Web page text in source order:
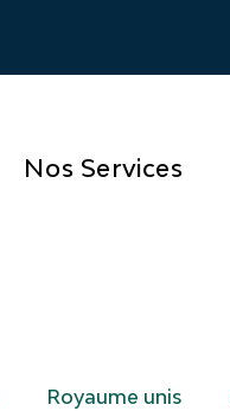
Nos Services
Royaume unis